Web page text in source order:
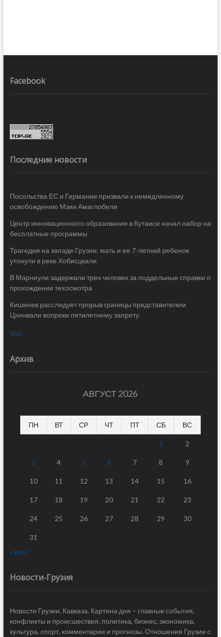
Facebook
Последние новости
Посольства ЕС и Германии призвали к немедленному
освобождению Мзии Амаглобели
Центр инновационного образования в Кутаиси начал набор на
бесплатные программы
Трагедия на западе Грузии: мать и ее 7-летний ребенок
утонули в реке Хобисцкали
В Марнеули задержали трех человек за поддельные справки о
прохождении техосмотра
Кишинев расследует прорыв границы представителем
Цхинвали вопреки пятилетнему запрету
RSS
Архив
АВГУСТ 2026
ПН ВТ СР ЧТ ПТ СБ ВС
1 2
3 4 5 6 7 8 9
10 11 12 13 14 15 16
17 18 19 20 21 22 23
24 25 26 27 28 29 30
31
« Июл
Новости-Грузия
Новости Грузии, Кавказа. Картина дня – главные события,
конфликты и происшествия, политика, бизнес, экономика,
культура, спорт, комментарии и прогнозы. Отношения Грузии с